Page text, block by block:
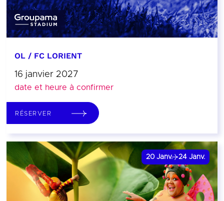
OL / FC LORIENT
16 janvier 2027
date et heure à confirmer
RÉSERVER
20 Janv. 24 Janv.